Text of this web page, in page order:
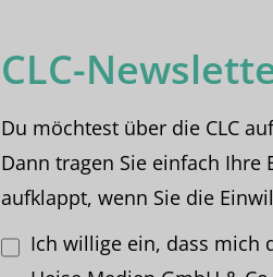
CLC-
Du möchtest über die CLC
Dann tragen Sie einfach Ihre
aufklappt, wenn Sie die
Ich willige ein, dass mich